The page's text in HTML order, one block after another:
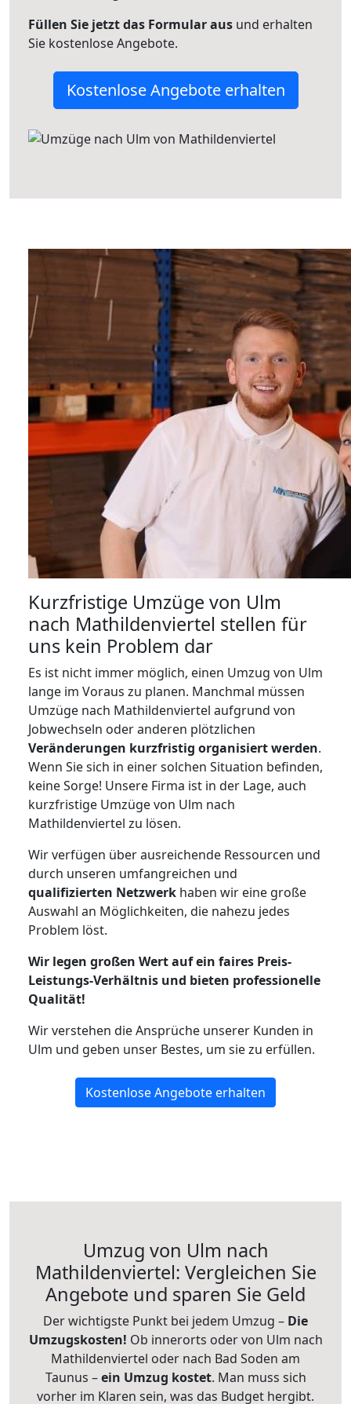
Füllen Sie jetzt das Formular aus und erhalten
Sie kostenlose Angebote.
Kostenlose Angebote erhalten
Kurzfristige Umzüge von Ulm
nach Mathildenviertel stellen für
uns kein Problem dar
Es ist nicht immer möglich, einen Umzug von Ulm
lange im Voraus zu planen. Manchmal müssen
Umzüge nach Mathildenviertel aufgrund von
Jobwechseln oder anderen plötzlichen
Veränderungen kurzfristig organisiert werden.
Wenn Sie sich in einer solchen Situation befinden,
keine Sorge! Unsere Firma ist in der Lage, auch
kurzfristige Umzüge von Ulm nach
Mathildenviertel zu lösen.
Wir verfügen über ausreichende Ressourcen und
durch unseren umfangreichen und
qualifizierten Netzwerk haben wir eine große
Auswahl an Möglichkeiten, die nahezu jedes
Problem löst.
Wir legen großen Wert auf ein faires Preis-
Leistungs-Verhältnis und bieten professionelle
Qualität!
Wir verstehen die Ansprüche unserer Kunden in
Ulm und geben unser Bestes, um sie zu erfüllen.
Kostenlose Angebote erhalten
Umzug von Ulm nach
Mathildenviertel: Vergleichen Sie
Angebote und sparen Sie Geld
Der wichtigste Punkt bei jedem Umzug – Die
Umzugskosten! Ob innerorts oder von Ulm nach
Mathildenviertel oder nach Bad Soden am
Taunus –ein Umzug kostet. Man muss sich
vorher im Klaren sein, was das Budget hergibt.